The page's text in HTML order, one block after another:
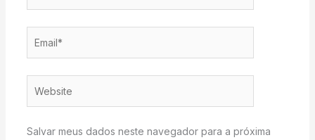
Salvar meus dados neste navegador para a próxima